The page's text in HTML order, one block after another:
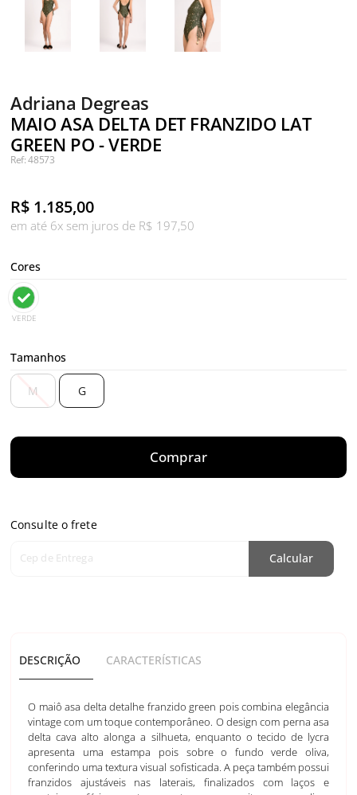
Adriana Degreas
MAIO ASA DELTA DET FRANZIDO LAT
GREEN PO - VERDE
Ref: 48573
R$ 1.185,00
em até 6x sem juros de R$ 197,50
Cores
VERDE
Tamanhos
M G
Comprar
Consulte o frete
Cep de Entrega Calcular
DESCRIÇÃO CARACTERÍSTICAS
O maiô asa delta detalhe franzido green pois combina elegância
vintage com um toque contemporâneo. O design com perna asa
delta cava alto alonga a silhueta, enquanto o tecido de lycra
apresenta uma estampa pois sobre o fundo verde oliva,
conferindo uma textura visual sofisticada. A peça também possui
franzidos ajustáveis nas laterais, finalizados com laços e